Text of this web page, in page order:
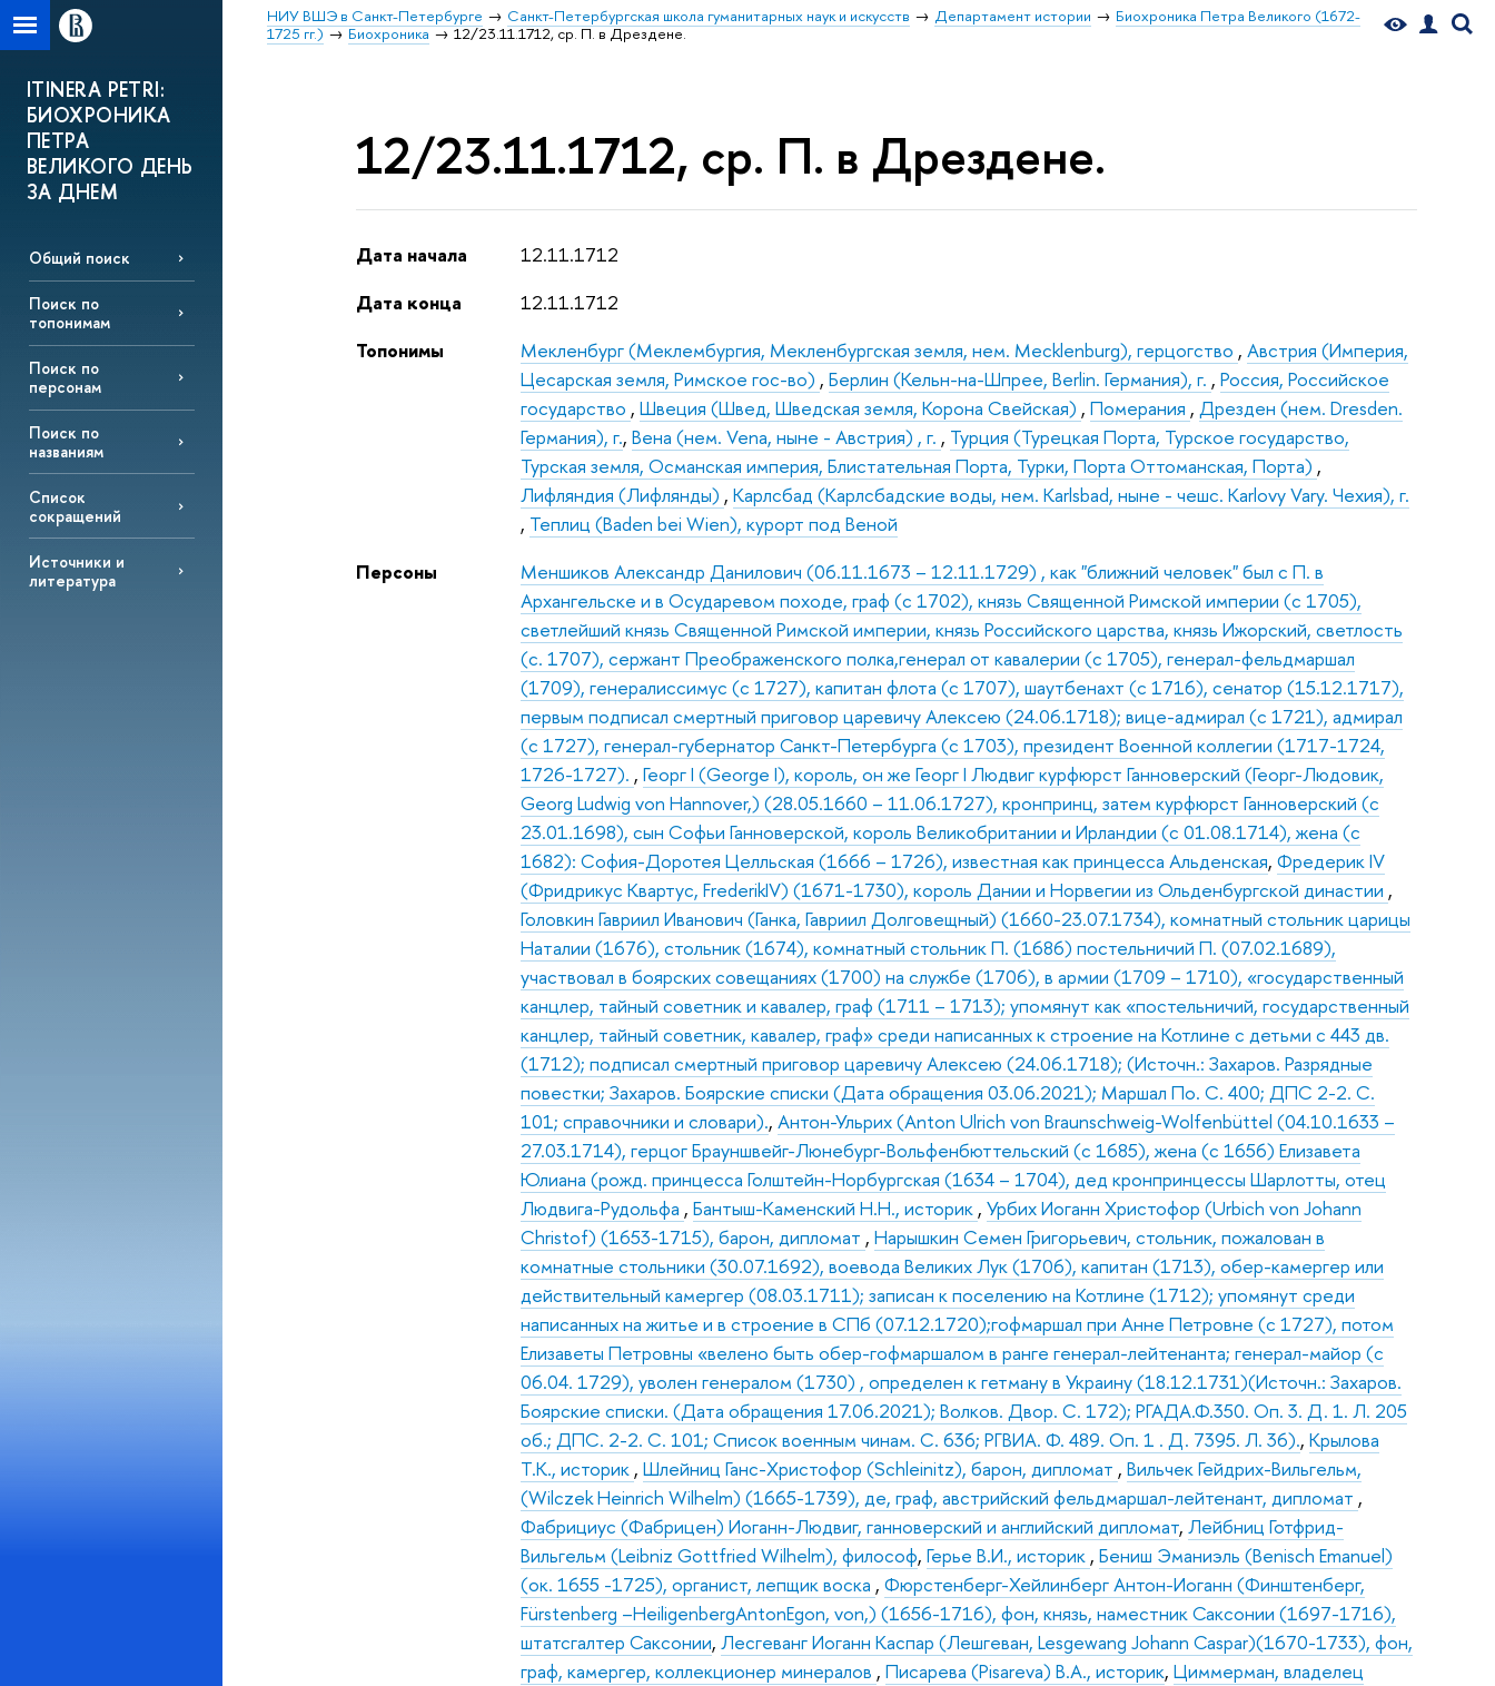
НИУ ВШЭ в Санкт-Петербурге Санкт-Петербургская школа гуманитарных наук и искусств Департамент истории
Биохроника Петра Великого (1672-
1725 гг.)
Биохроника 12/23.11.1712, ср. П. в Дрездене.
ITINERA PETRI:
БИОХРОНИКА
ПЕТРА
ВЕЛИКОГО ДЕНЬ
ЗА ДНЕМ
Общий поиск
Поиск по
топонимам
Поиск по
персонам
Поиск по
названиям
Список
сокращений
Источники и
литература
12/23.11.1712, ср. П. в Дрездене.
Дата начала
12.11.1712
Дата конца
12.11.1712
Топонимы
Мекленбург (Меклембургия, Мекленбургская земля, нем. Mecklenburg), герцогство ,Австрия (Империя,
Цесарская земля, Римское гос-во) ,Берлин (Кельн-на-Шпрее, Berlin. Германия), г. ,Россия, Российское
государство ,Швеция (Швед, Шведская земля, Корона Свейская) ,Померания ,Дрезден (нем. Dresden.
Германия), г.,Вена (нем. Vena, ныне - Австрия) , г. , Турция (Турецкая Порта, Турское государство,
Турская земля, Османская империя, Блистательная Порта, Турки, Порта Оттоманская, Порта) ,
Лифляндия (Лифлянды) ,Карлсбад (Карлсбадские воды, нем. Karlsbad, ныне - чешс. Karlovy Vary. Чехия), г.
, Теплиц (Baden bei Wien), курорт под Веной
Персоны
Меншиков Александр Данилович (06.11.1673 – 12.11.1729) , как "ближний человек" был с П. в
Архангельске и в Осударевом походе, граф (с 1702), князь Священной Римской империи (с 1705),
светлейший князь Священной Римской империи, князь Российского царства, князь Ижорский, светлость
(с. 1707), сержант Преображенского полка,генерал от кавалерии (с 1705), генерал-фельдмаршал
(1709), генералиссимус (с 1727), капитан флота (с 1707), шаутбенахт (с 1716), сенатор (15.12.1717),
первым подписал смертный приговор царевичу Алексею (24.06.1718); вице-адмирал (с 1721), адмирал
(с 1727), генерал-губернатор Санкт-Петербурга (с 1703), президент Военной коллегии (1717-1724,
1726-1727). ,Георг I (George I), король, он же Георг I Людвиг курфюрст Ганноверский (Георг-Людовик,
Georg Ludwig von Hannover,) (28.05.1660 – 11.06.1727), кронпринц, затем курфюрст Ганноверский (с
23.01.1698), сын Софьи Ганноверской, король Великобритании и Ирландии (с 01.08.1714), жена (с
1682): София-Доротея Целльская (1666 – 1726), известная как принцесса Альденская,Фредерик IV
(Фридрикус Квартус, FrederikIV) (1671-1730), король Дании и Норвегии из Ольденбургской династии ,
Головкин Гавриил Иванович (Ганка, Гавриил Долговещный) (1660-23.07.1734), комнатный стольник царицы
Наталии (1676), стольник (1674), комнатный стольник П. (1686) постельничий П. (07.02.1689),
участвовал в боярских совещаниях (1700) на службе (1706), в армии (1709 – 1710), «государственный
канцлер, тайный советник и кавалер, граф (1711 – 1713); упомянут как «постельничий, государственный
канцлер, тайный советник, кавалер, граф» среди написанных к строение на Котлине с детьми с 443 дв.
(1712); подписал смертный приговор царевичу Алексею (24.06.1718); (Источн.: Захаров. Разрядные
повестки; Захаров. Боярские списки (Дата обращения 03.06.2021); Маршал По. С. 400; ДПС 2-2. С.
101; справочники и словари).,Антон-Ульрих (Anton Ulrich von Braunschweig-Wolfenbüttel (04.10.1633 –
27.03.1714), герцог Брауншвейг-Люнебург-Вольфенбюттельский (с 1685), жена (с 1656) Елизавета
Юлиана (рожд. принцесса Голштейн-Норбургская (1634 – 1704), дед кронпринцессы Шарлотты, отец
Людвига-Рудольфа ,Бантыш-Каменский Н.Н., историк ,Урбих Иоганн Христофор (Urbich von Johann
Christof) (1653-1715), барон, дипломат ,Нарышкин Семен Григорьевич, стольник, пожалован в
комнатные стольники (30.07.1692), воевода Великих Лук (1706), капитан (1713), обер-камергер или
действительный камергер (08.03.1711); записан к поселению на Котлине (1712); упомянут среди
написанных на житье и в строение в СПб (07.12.1720);гофмаршал при Анне Петровне (с 1727), потом
Елизаветы Петровны «велено быть обер-гофмаршалом в ранге генерал-лейтенанта; генерал-майор (с
06.04. 1729), уволен генералом (1730) , определен к гетману в Украину (18.12.1731)(Источн.: Захаров.
Боярские списки. (Дата обращения 17.06.2021); Волков. Двор. С. 172); РГАДА.Ф.350. Оп. 3. Д. 1. Л. 205
об.; ДПС. 2-2. С. 101; Список военным чинам. С. 636; РГВИА. Ф. 489. Оп. 1 . Д. 7395. Л. 36).,Крылова
Т.К., историк ,Шлейниц Ганс-Христофор (Schleinitz), барон, дипломат ,Вильчек Гейдрих-Вильгельм,
(Wilczek Heinrich Wilhelm) (1665-1739), де, граф, австрийский фельдмаршал-лейтенант, дипломат ,
Фабрициус (Фабрицен) Иоганн-Людвиг, ганноверский и английский дипломат,Лейбниц Готфрид-
Вильгельм (Leibniz Gottfried Wilhelm), философ,Герье В.И., историк ,Бениш Эманиэль (Benisch Emanuel)
(ок. 1655 -1725), органист, лепщик воска ,Фюрстенберг-Хейлинберг Антон-Иоганн (Финштенберг,
Fürstenberg –HeiligenbergAntonEgon, von,) (1656-1716), фон, князь, наместник Саксонии (1697-1716),
штатсгалтер Саксонии,Лесгеванг Иоганн Каспар (Лешгеван, Lesgewang Johann Caspar)(1670-1733), фон,
граф, камергер, коллекционер минералов ,Писарева (Pisareva) В.А., историк,Циммерман, владелец